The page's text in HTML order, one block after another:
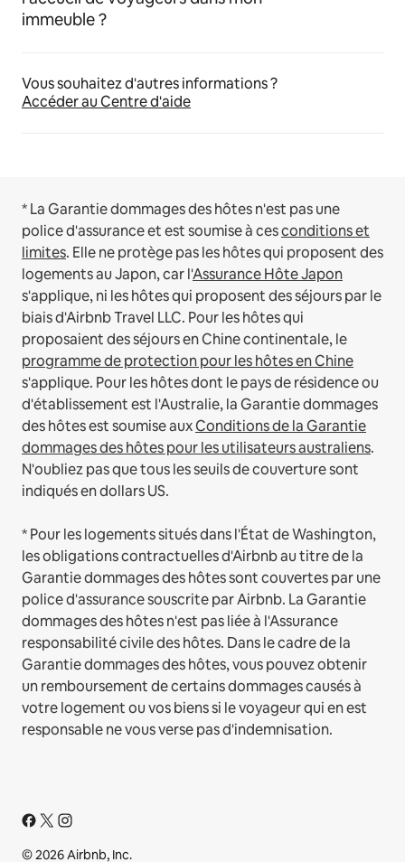
immeuble ?
Vous souhaitez d'autres informations ?
Accéder au Centre d'aide
* La Garantie dommages des hôtes n'est pas une
police d'assurance et est soumise à cesconditions et
limites. Elle ne protège pas les hôtes qui proposent des
logements au Japon, car l'Assurance Hôte Japon
s'applique, ni les hôtes qui proposent des séjours par le
biais d'Airbnb Travel LLC. Pour les hôtes qui
proposaient des séjours en Chine continentale, le
programme de protection pour les hôtes en Chine
s'applique. Pour les hôtes dont le pays de résidence ou
d'établissement est l'Australie, la Garantie dommages
des hôtes est soumise auxConditions de la Garantie
dommages des hôtes pour les utilisateurs australiens.
N'oubliez pas que tous les seuils de couverture sont
indiqués en dollars US.
* Pour les logements situés dans l'État de Washington,
les obligations contractuelles d'Airbnb au titre de la
Garantie dommages des hôtes sont couvertes par une
police d'assurance souscrite par Airbnb. La Garantie
dommages des hôtes n'est pas liée à l'Assurance
responsabilité civile des hôtes. Dans le cadre de la
Garantie dommages des hôtes, vous pouvez obtenir
un remboursement de certains dommages causés à
votre logement ou vos biens si le voyageur qui en est
responsable ne vous verse pas d'indemnisation.
© 2026 Airbnb, Inc.